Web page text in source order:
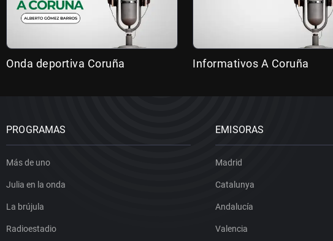
Onda deportiva Coruña Informativos A Coruña
PROGRAMAS
Más de uno
Julia en la onda
La brújula
Radioestadio
EMISORAS
Madrid
Catalunya
Andalucía
Valencia